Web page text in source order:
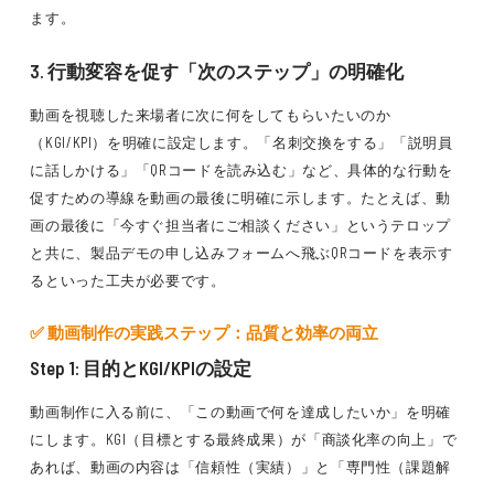
ます。
3. 行動変容を促す「次のステップ」の明確化
動画を視聴した来場者に次に何をしてもらいたいのか
（KGI/KPI）を明確に設定します。「名刺交換をする」「説明員
に話しかける」「QRコードを読み込む」など、具体的な行動を
促すための導線を動画の最後に明確に示します。たとえば、動
画の最後に「今すぐ担当者にご相談ください」というテロップ
と共に、製品デモの申し込みフォームへ飛ぶQRコードを表示す
るといった工夫が必要です。
✅ 動画制作の実践ステップ：品質と効率の両立
Step 1: 目的とKGI/KPIの設定
動画制作に入る前に、「この動画で何を達成したいか」を明確
にします。KGI（目標とする最終成果）が「商談化率の向上」で
あれば、動画の内容は「信頼性（実績）」と「専門性（課題解